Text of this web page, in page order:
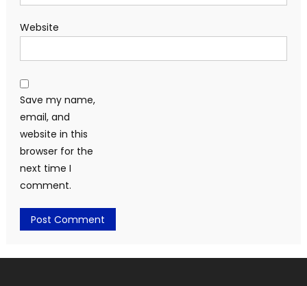
Website
Save my name,
email, and
website in this
browser for the
next time I
comment.